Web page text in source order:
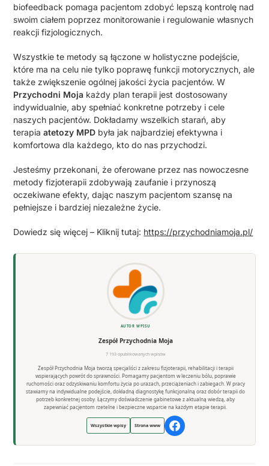
biofeedback pomaga pacjentom zdobyć lepszą kontrolę nad
swoim ciałem poprzez monitorowanie i regulowanie własnych
reakcji fizjologicznych.
Wszystkie te metody są łączone w holistyczne podejście,
które ma na celu nie tylko poprawę funkcji motorycznych, ale
także zwiększenie ogólnej jakości życia pacjentów. W
Przychodni Moja każdy plan terapii jest dostosowany
indywidualnie, aby spełniać konkretne potrzeby i cele
naszych pacjentów. Dokładamy wszelkich starań, aby
terapiaatetozy MPD była jak najbardziej efektywna i
komfortowa dla każdego, kto do nas przychodzi.
Jesteśmy przekonani, że oferowane przez nas nowoczesne
metody fizjoterapii zdobywają zaufanie i przynoszą
oczekiwane efekty, dając naszym pacjentom szansę na
pełniejsze i bardziej niezależne życie.
Dowiedz się więcej – Kliknij tutaj: https://przychodniamoja.pl/
AUTOR WPISU
Zespół Przychodnia Moja
7 193 opublikowanych wpisów
Zespół Przychodnia Moja tworzą specjaliści z zakresu fizjoterapii, rehabilitacji i terapii
wspierających powrót do sprawności. Pomagamy pacjentom w leczeniu bólu, poprawie
ruchomości oraz odzyskiwaniu komfortu życia po urazach, przeciążeniach i zabiegach. W pracy
stawiamy na indywidualne podejście, dokładną diagnostykę funkcjonalną oraz dobór terapii do
potrzeb konkretnej osoby. Łączymy doświadczenie gabinetowe z aktualną wiedzą, aby
zapewniać pacjentom rzetelne i bezpieczne wsparcie na każdym etapie terapii.
Wszystkie wpisy Strona www